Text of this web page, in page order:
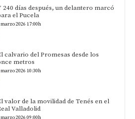
240 días después, un delantero marcó
el Pucela
marzo 2026 17:00h
calvario del Promesas desde los
metros
marzo 2026 10:30h
valor de la movilidad de Tenés en el
Valladolid
marzo 2026 09:00h